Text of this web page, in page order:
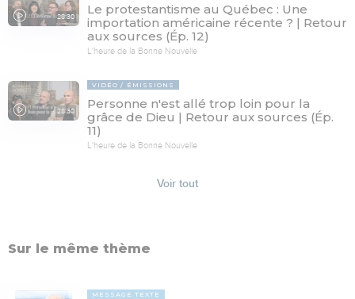
28:30
Le protestantisme au Québec : Une
importation américaine récente ? | Retour
aux sources (Ép. 12)
L'heure de la Bonne Nouvelle
28:30
VIDÉO ÉMISSIONS
Personne n'est allé trop loin pour la
grâce de Dieu | Retour aux sources (Ép.
11)
L'heure de la Bonne Nouvelle
Voir tout
Sur le même thème
MESSAGE TEXTE